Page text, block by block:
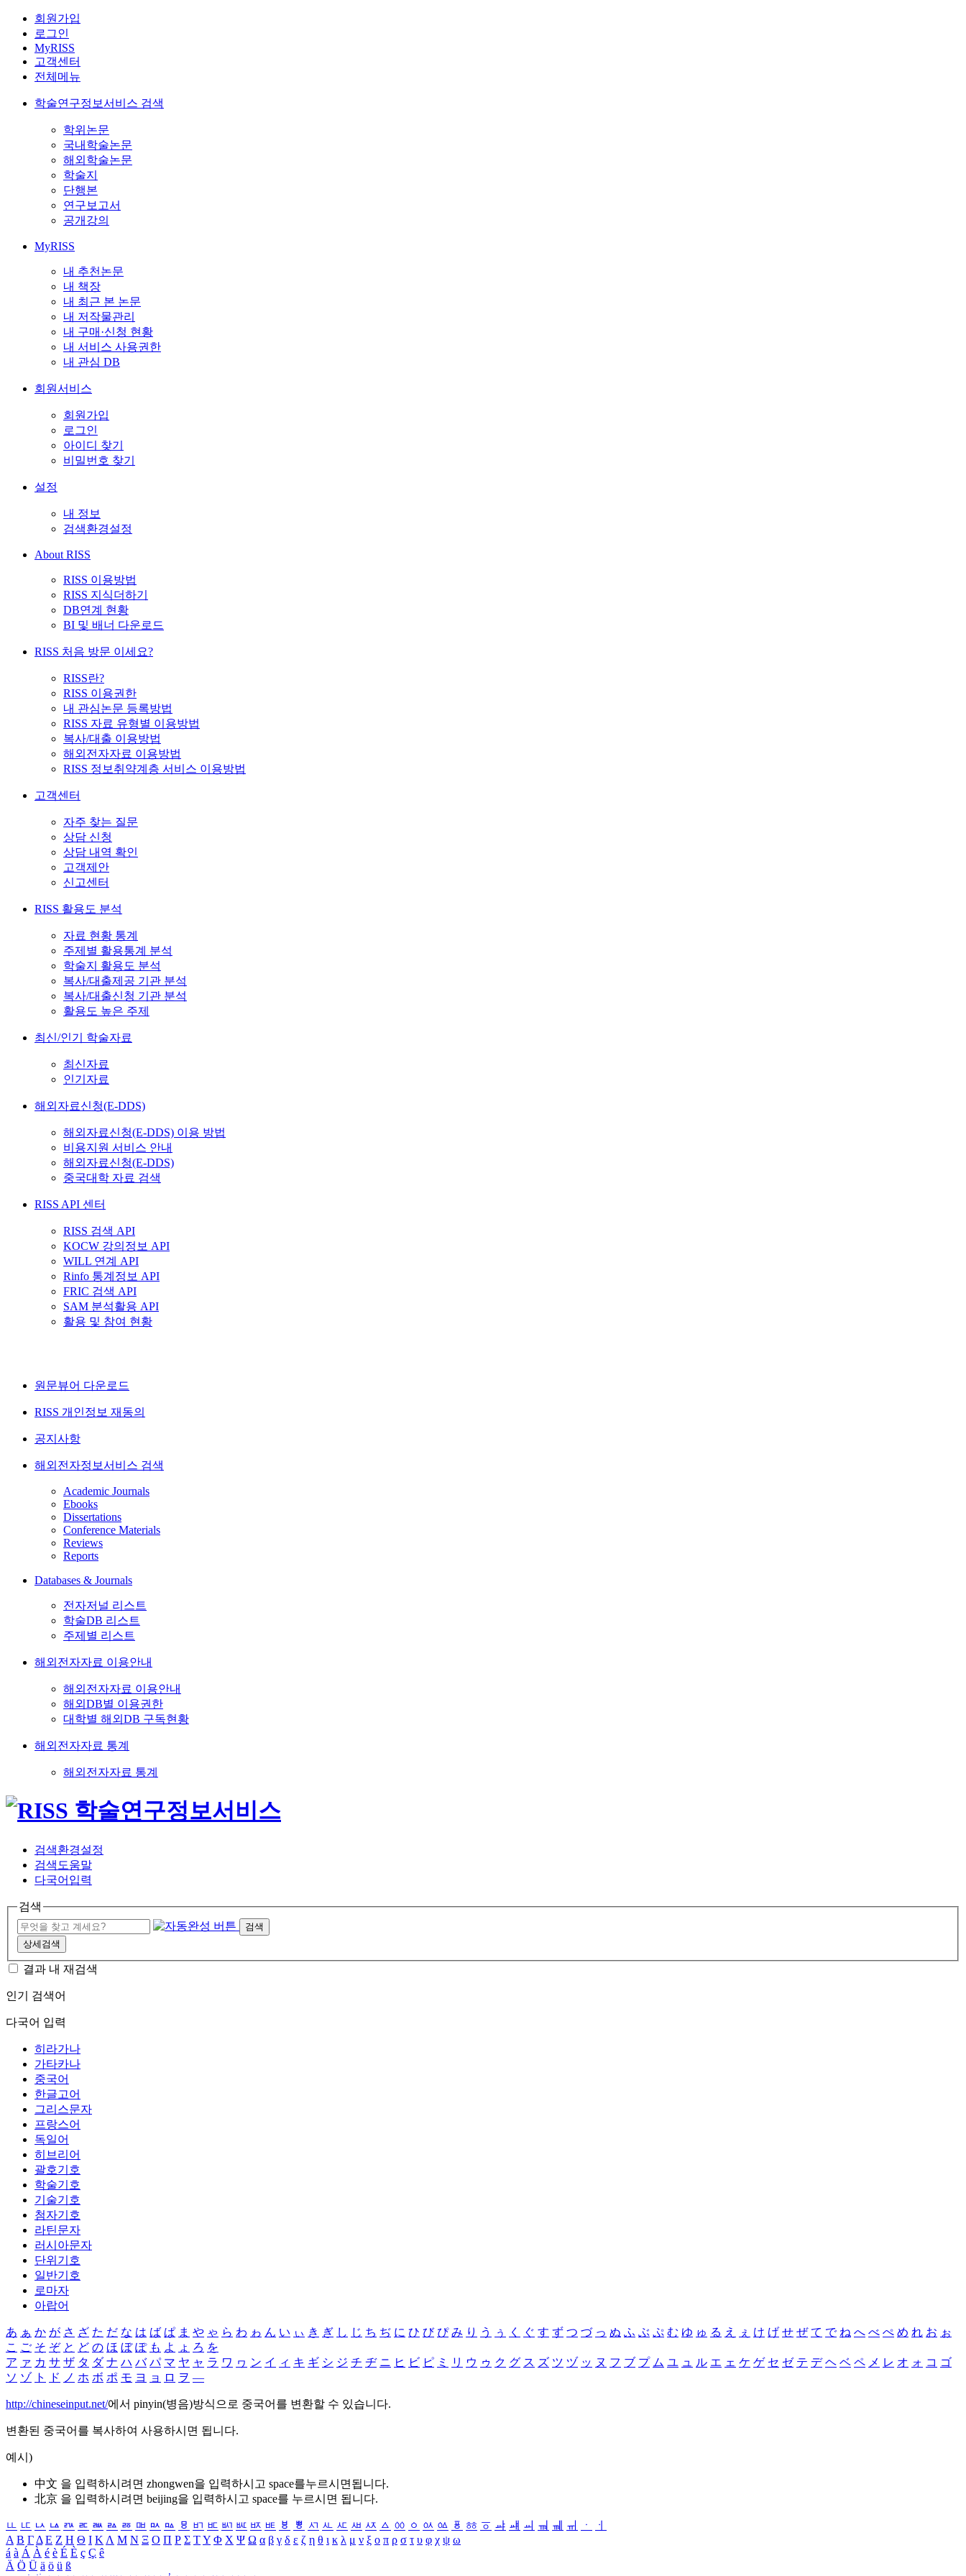
회원가입
로그인
MyRISS
고객센터
전체메뉴
학술연구정보서비스 검색
학위논문
국내학술논문
해외학술논문
학술지
단행본
연구보고서
공개강의
MyRISS
내 추천논문
내 책장
내 최근 본 논문
내 저작물관리
내 구매·신청 현황
내 서비스 사용권한
내 관심 DB
회원서비스
회원가입
로그인
아이디 찾기
비밀번호 찾기
설정
내 정보
검색환경설정
About RISS
RISS 이용방법
RISS 지식더하기
DB연계 현황
BI 및 배너 다운로드
RISS 처음 방문 이세요?
RISS란?
RISS 이용권한
내 관심논문 등록방법
RISS 자료 유형별 이용방법
복사/대출 이용방법
해외전자자료 이용방법
RISS 정보취약계층 서비스 이용방법
고객센터
자주 찾는 질문
상담 신청
상담 내역 확인
고객제안
신고센터
RISS 활용도 분석
자료 현황 통계
주제별 활용통계 분석
학술지 활용도 분석
복사/대출제공 기관 분석
복사/대출신청 기관 분석
활용도 높은 주제
최신/인기 학술자료
최신자료
인기자료
해외자료신청(E-DDS)
해외자료신청(E-DDS) 이용 방법
비용지원 서비스 안내
해외자료신청(E-DDS)
중국대학 자료 검색
RISS API 센터
RISS 검색 API
KOCW 강의정보 API
WILL 연계 API
Rinfo 통계정보 API
FRIC 검색 API
SAM 분석활용 API
활용 및 참여 현황
원문뷰어 다운로드
RISS 개인정보 재동의
공지사항
해외전자정보서비스 검색
Academic Journals
Ebooks
Dissertations
Conference Materials
Reviews
Reports
Databases & Journals
전자저널 리스트
학술DB 리스트
주제별 리스트
해외전자자료 이용안내
해외전자자료 이용안내
해외DB별 이용권한
대학별 해외DB 구독현황
해외전자자료 통계
해외전자자료 통계
검색환경설정
검색도움말
다국어입력
검색
검색
상세검색
결과 내 재검색
인기 검색어
다국어 입력
히라가나
가타카나
중국어
한글고어
그리스문자
프랑스어
독일어
히브리어
괄호기호
학술기호
기술기호
첨자기호
라틴문자
러시아문자
단위기호
일반기호
로마자
아랍어
あ ぁ か が さ ざ た だ な は ば ぱ ま や ゃ ら わ ゎ ん い ぃ き ぎ し じ ち ぢ に ひ び ぴ み り う ぅ く ぐ す ず つ づ っ ぬ ふ ぶ ぷ む ゆ ゅ る え ぇ け げ せ ぜ て で ね へ べ ぺ め れ お ぉ
こ ご そ ぞ と ど の ほ ぼ ぽ も よ ょ ろ を
ア ァ カ サ ザ タ ダ ナ ハ バ パ マ ヤ ャ ラ ワ ヮ ン イ ィ キ ギ シ ジ チ ヂ ニ ヒ ビ ピ ミ リ ウ ゥ ク グ ス ズ ツ ヅ ッ ヌ フ ブ プ ム ユ ュ ル エ ェ ケ ゲ セ ゼ テ デ ヘ ベ ペ メ レ オ ォ コ ゴ
ソ ゾ ト ド ノ ホ ボ ポ モ ヨ ョ ロ ヲ ―
http://chineseinput.net/에서 pinyin(병음)방식으로 중국어를 변환할 수 있습니다.
변환된 중국어를 복사하여 사용하시면 됩니다.
예시)
中文 을 입력하시려면 zhongwen을 입력하시고 space를누르시면됩니다.
北京 을 입력하시려면 beijing을 입력하시고 space를 누르시면 됩니다.
ㅥ ㅦ ㅧ ㅨ ㅩ ㅪ ㅫ ㅬ ㅭ ㅮ ㅯ ㅰ ㅱ ㅲ ㅳ ㅴ ㅵ ㅶ ㅷ ㅸ ㅹ ㅺ ㅻ ㅼ ㅽ ㅾ ㅿ ㆀ ㆁ ㆂ ㆃ ㆄ ㆅ ㆆ ㆇ ㆈ ㆉ ㆊ ㆋ ㆌ ㆍ
ㆎ
Α Β ΓΔ Ε Ζ Η Θ Ι ΚΛ Μ Ν Ξ Ο Π Ρ Σ ΤΥ Φ Χ Ψ Ω α β γ δ ε ζ η θ ι κ λ μ ν ξ ο π ρ σ τ υ φ χ ψ ω
á à Á À é è É È ç Ç ê
Ä Ö Ü ä ö ü ß